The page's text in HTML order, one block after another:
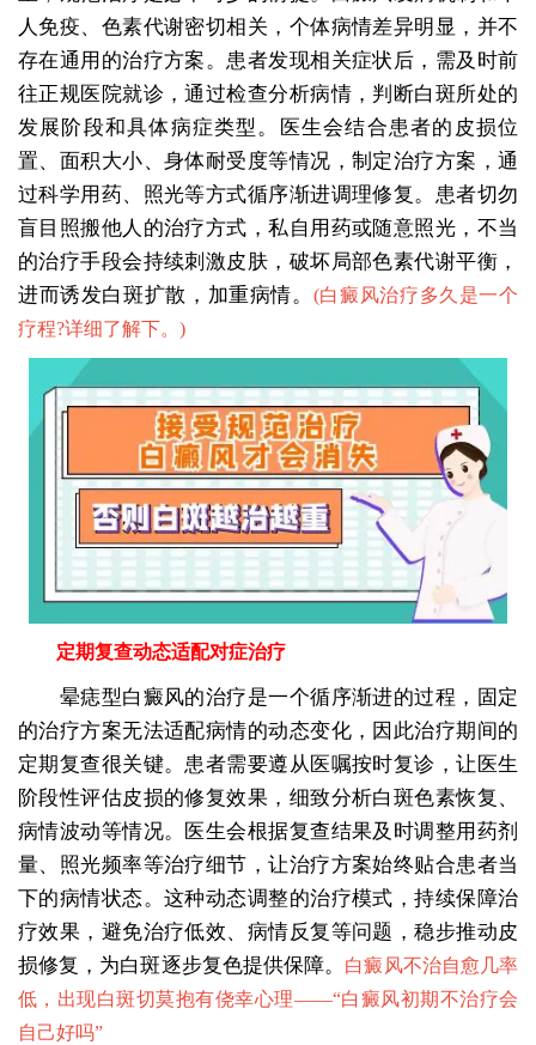
人免疫、色素代谢密切相关，个体病情差异明显，并不
存在通用的治疗方案。患者发现相关症状后，需及时前
往正规医院就诊，通过检查分析病情，判断白斑所处的
发展阶段和具体病症类型。医生会结合患者的皮损位
置、面积大小、身体耐受度等情况，制定治疗方案，通
过科学用药、照光等方式循序渐进调理修复。患者切勿
盲目照搬他人的治疗方式，私自用药或随意照光，不当
的治疗手段会持续刺激皮肤，破坏局部色素代谢平衡，
进而诱发白斑扩散，加重病情。 (白癜风治疗多久是一个
疗程?详细了解下。 )
定期复查动态适配对症治疗
晕痣型白癜风的治疗是一个循序渐进的过程，固定
的治疗方案无法适配病情的动态变化，因此治疗期间的
定期复查很关键。患者需要遵从医嘱按时复诊，让医生
阶段性评估皮损的修复效果，细致分析白斑色素恢复、
病情波动等情况。医生会根据复查结果及时调整用药剂
量、照光频率等治疗细节，让治疗方案始终贴合患者当
下的病情状态。这种动态调整的治疗模式，持续保障治
疗效果，避免治疗低效、病情反复等问题，稳步推动皮
损修复，为白斑逐步复色提供保障。 白癜风不治自愈几率
低，出现白斑切莫抱有侥幸心理——“白癜风初期不治疗会
自己好吗”